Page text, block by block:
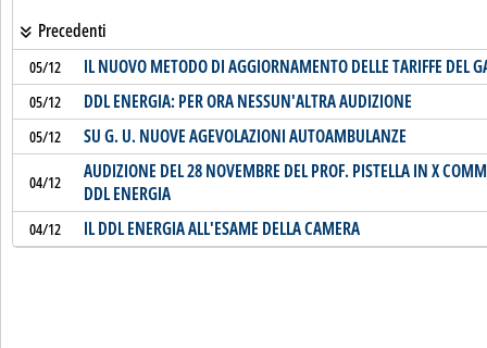
Precedenti
05/12 IL NUOVO METODO DI AGGIORNAMENTO DELLE TARIFFE DEL
05/12 DDL ENERGIA: PER ORA NESSUN'ALTRA AUDIZIONE
05/12 SU G. U. NUOVE AGEVOLAZIONI AUTOAMBULANZE
04/12
AUDIZIONE DEL 28 NOVEMBRE DEL PROF. PISTELLA IN X
DDL ENERGIA
04/12 IL DDL ENERGIA ALL'ESAME DELLA CAMERA